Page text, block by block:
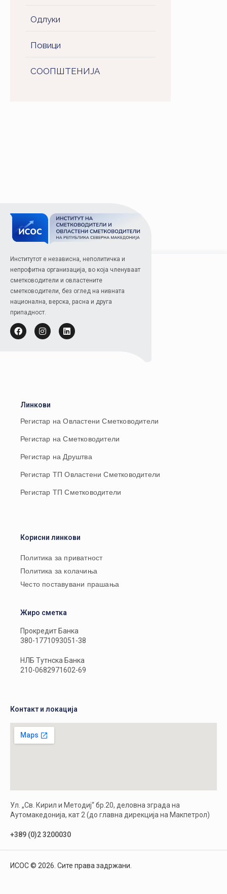
Одлуки
Повици
СООПШТЕНИJA
Институтот е независна, неполитичка и
непрофитна организација, во која членуваат
сметководители и овластените
сметководители, без оглед на нивната
национална, верска, расна и друга
припадност.
Линкови
Регистар на Овластени Сметководители
Регистар на Сметководители
Регистар на Друштва
Регистар ТП Овластени Сметководители
Регистар ТП Сметководители
Корисни линкови
Политика за приватност
Политика за колачиња
Често поставувани прашања
Жиро сметка
Прокредит Банка
380-1771093051-38
НЛБ Тутнска Банка
210-0682971602-69
Контакт и локација
Ул. „Св. Кирил и Методиј“ бр.20, деловна зграда на
Аутомакедонија, кат 2 (до главна дирекција на Макпетрол)
+389 (0)2 3200030
ИСОС © 2026. Сите права задржани.